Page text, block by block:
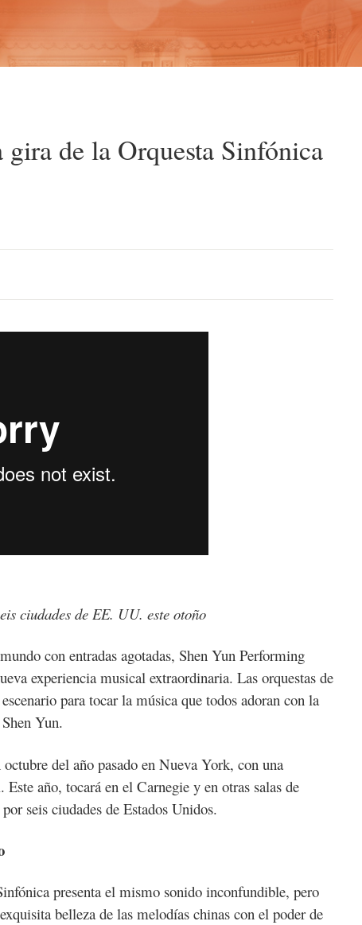
de la Orquesta Sinfónica
ciudades de EE. UU. este otoño
con entradas agotadas, Shen Yun Performing
experiencia musical extraordinaria. Las orquestas de
para tocar la música que todos adoran con la
Yun.
del año pasado en Nueva York, con una
año, tocará en el Carnegie y en otras salas de
seis ciudades de Estados Unidos.
presenta el mismo sonido inconfundible, pero
belleza de las melodías chinas con el poder de